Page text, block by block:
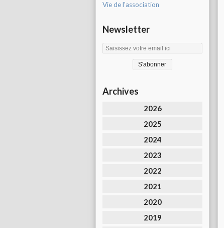
Vie de l'association
Newsletter
Archives
2026
2025
2024
2023
2022
2021
2020
2019